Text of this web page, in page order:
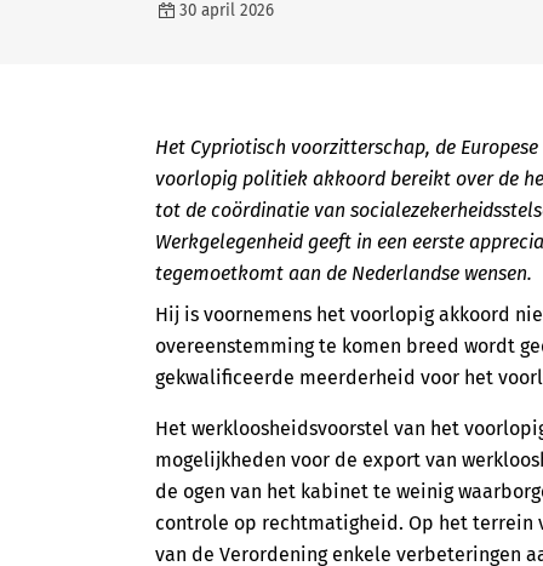
30 april 2026
Het Cypriotisch voorzitterschap, de
voorlopig politiek akkoord bereikt over de
tot de coördinatie van
Werkgelegenheid geeft in een eerste
tegemoetkomt aan de Nederlandse wensen.
Hij is voornemens het voorlopig akkoord
overeenstemming te komen breed wordt
gekwalificeerde meerderheid voor het
Het werkloosheidsvoorstel van het
mogelijkheden voor de export van
de ogen van het kabinet te weinig
controle op rechtmatigheid. Op het terrein
van de Verordening enkele verbeteringen